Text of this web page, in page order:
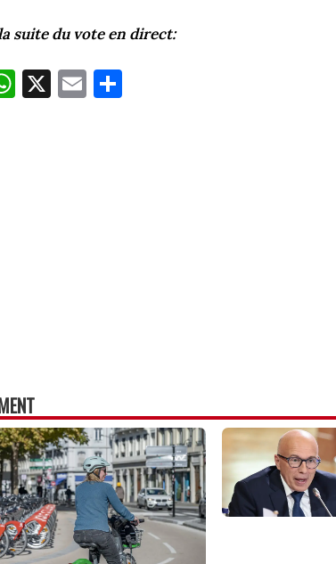
suite du vote en direct:
W
ha
X E
m